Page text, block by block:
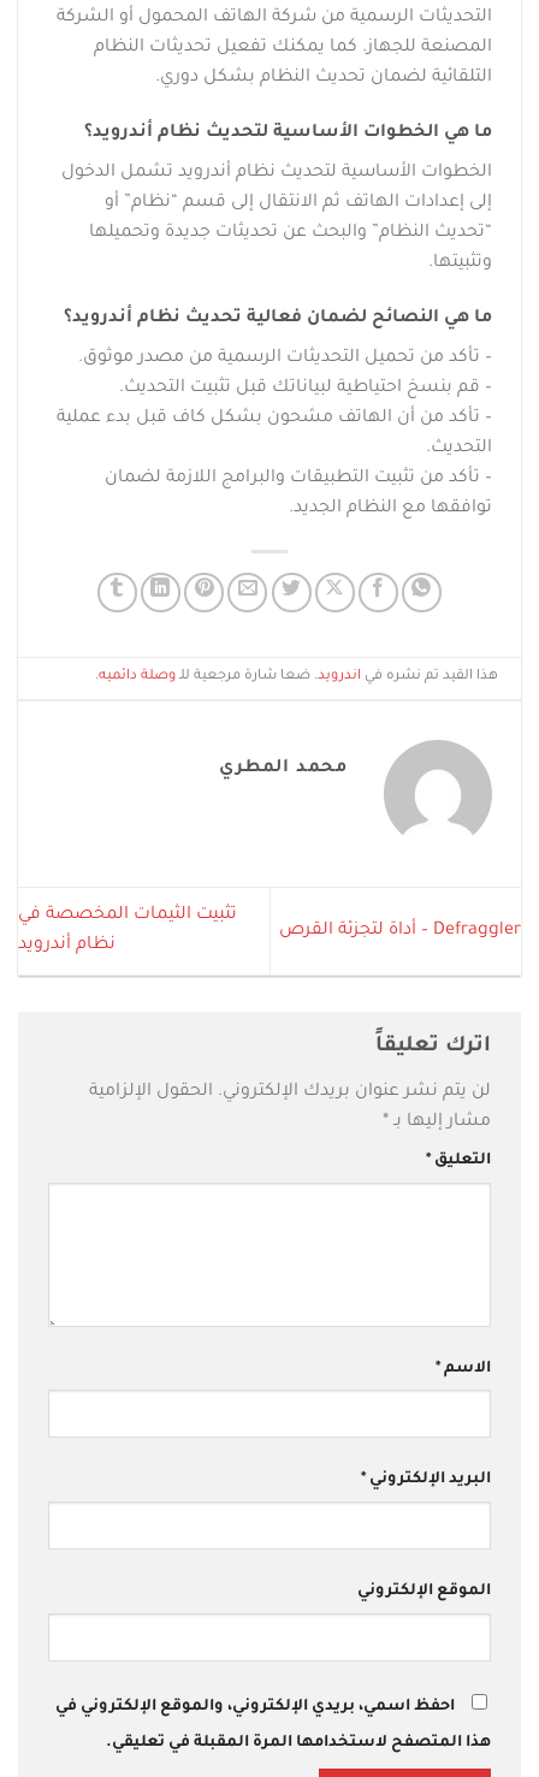
التحديثات الرسمية من شركة الهاتف المحمول أو الشركة
المصنعة للجهاز. كما يمكنك تفعيل تحديثات النظام
التلقائية لضمان تحديث النظام بشكل دوري.
ما هي الخطوات الأساسية لتحديث نظام أندرويد؟
الخطوات الأساسية لتحديث نظام أندرويد تشمل الدخول
إلى إعدادات الهاتف ثم الانتقال إلى قسم “نظام” أو
“تحديث النظام” والبحث عن تحديثات جديدة وتحميلها
وتثبيتها.
ما هي النصائح لضمان فعالية تحديث نظام أندرويد؟
– تأكد من تحميل التحديثات الرسمية من مصدر موثوق.
– قم بنسخ احتياطية لبياناتك قبل تثبيت التحديث.
– تأكد من أن الهاتف مشحون بشكل كاف قبل بدء عملية
التحديث.
– تأكد من تثبيت التطبيقات والبرامج اللازمة لضمان
توافقها مع النظام الجديد.
هذا القيد تم نشره في اندرويد. ضعا شارة مرجعية للـوصلة دائميه.
محمد المطري
Defraggler – أداة لتجزئة القرص
تثبيت الثيمات المخصصة في
نظام أندرويد
اترك تعليقاً
لن يتم نشر عنوان بريدك الإلكتروني. الحقول الإلزامية
مشار إليها بـ *
التعليق*
الاسم*
البريد الإلكتروني *
الموقع الإلكتروني
احفظ اسمي، بريدي الإلكتروني، والموقع الإلكتروني في
هذا المتصفح لاستخدامها المرة المقبلة في تعليقي.